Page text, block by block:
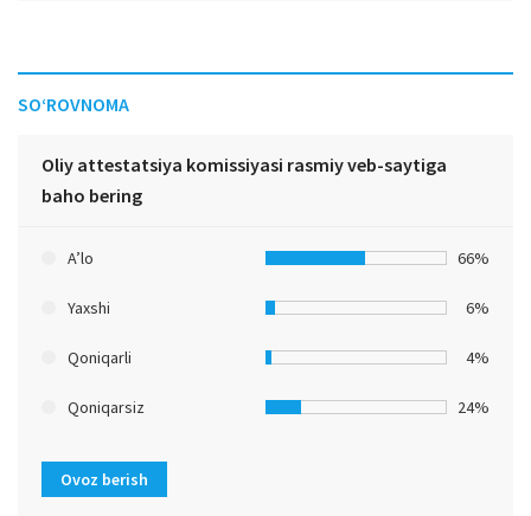
SO‘ROVNOMA
Oliy attestatsiya komissiyasi rasmiy veb-saytiga
baho bering
A’lo 66%
Yaxshi 6%
Qoniqarli 4%
Qoniqarsiz 24%
Ovoz berish